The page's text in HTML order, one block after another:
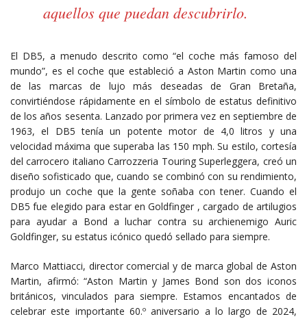
aquellos que puedan descubrirlo.
El DB5, a menudo descrito como “el coche más famoso del
mundo”, es el coche que estableció a Aston Martin como una
de las marcas de lujo más deseadas de Gran Bretaña,
convirtiéndose rápidamente en el símbolo de estatus definitivo
de los años sesenta. Lanzado por primera vez en septiembre de
1963, el DB5 tenía un potente motor de 4,0 litros y una
velocidad máxima que superaba las 150 mph. Su estilo, cortesía
del carrocero italiano Carrozzeria Touring Superleggera, creó un
diseño sofisticado que, cuando se combinó con su rendimiento,
produjo un coche que la gente soñaba con tener. Cuando el
DB5 fue elegido para estar en Goldfinger , cargado de artilugios
para ayudar a Bond a luchar contra su archienemigo Auric
Goldfinger, su estatus icónico quedó sellado para siempre.
Marco Mattiacci, director comercial y de marca global de Aston
Martin, afirmó: “Aston Martin y James Bond son dos iconos
británicos, vinculados para siempre. Estamos encantados de
celebrar este importante 60.º aniversario a lo largo de 2024,